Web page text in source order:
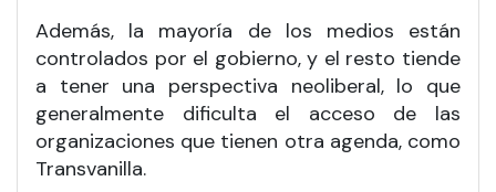
Además, la mayoría de los medios están
controlados por el gobierno, y el resto tiende
a tener una perspectiva neoliberal, lo que
generalmente dificulta el acceso de las
organizaciones que tienen otra agenda, como
Transvanilla.